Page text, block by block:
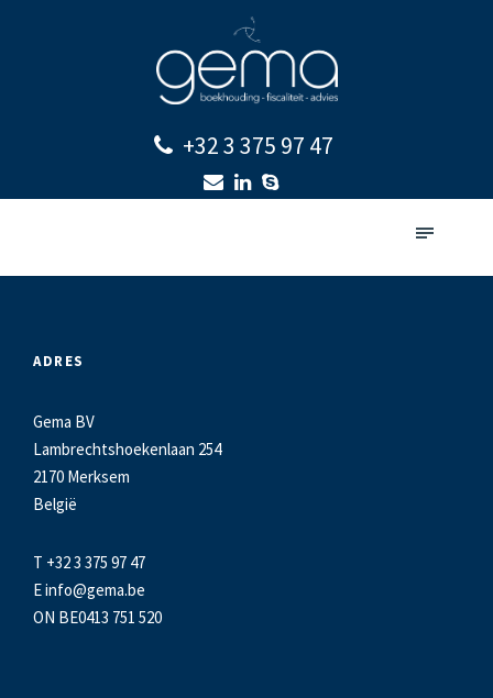
+32 3 375 97 47
ADRES
Gema BV
Lambrechtshoekenlaan 254
2170 Merksem
België
T +32 3 375 97 47
Einfo@gema.be
ON BE0413 751 520